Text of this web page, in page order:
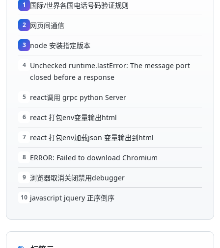
1 国际/世界各国电话号码验证规则
2 网页间通信
3 node 安装指定版本
4 Unchecked runtime.lastError: The message port
closed before a response
5 react调用 grpc python Server
6 react 打包env变量输出html
7 react 打包env加载json 变量输出到html
8 ERROR: Failed to download Chromium
9 浏览器取消关闭禁用debugger
10 javascript jquery 正序倒序